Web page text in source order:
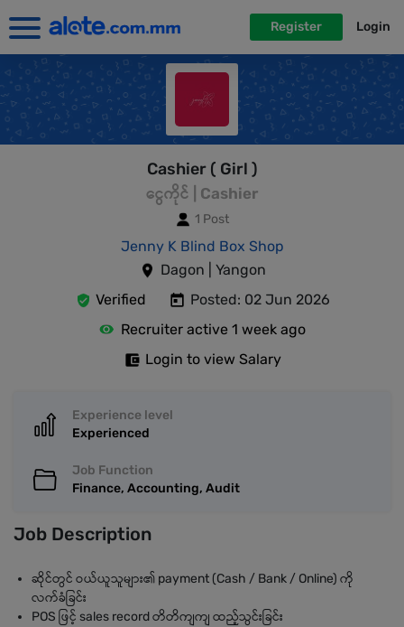
Register Login
Cashier ( Girl )
ငွေကိုင် | Cashier
1 Post
Jenny K Blind Box Shop
Dagon | Yangon
Verified
Posted: 02 Jun 2026
Recruiter active 1 week ago
Login to view Salary
Experience level
Experienced
Job Function
Finance, Accounting, Audit
Job Description
ဆိုင်တွင် ဝယ်ယူသူများ၏ payment (Cash / Bank / Online) ကို
လက်ခံခြင်း
POS ဖြင့် sales record တိတိကျကျ ထည့်သွင်းခြင်း